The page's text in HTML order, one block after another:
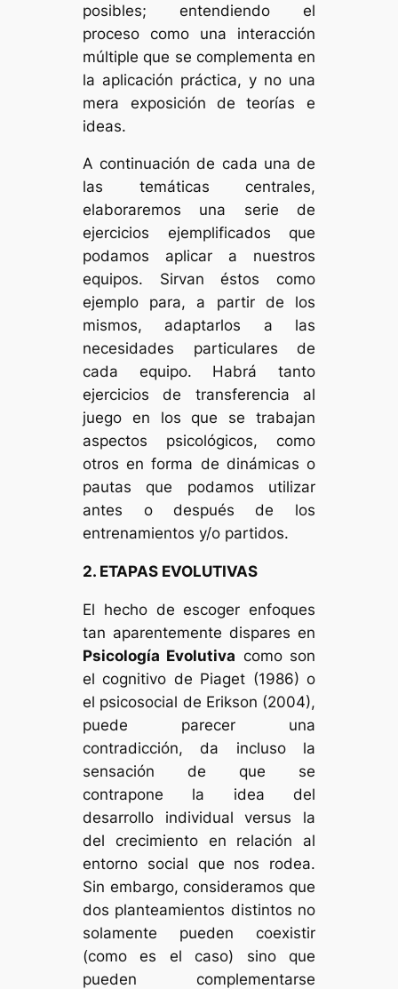
posibles; entendiendo el
proceso como una interacción
múltiple que se complementa en
la aplicación práctica, y no una
mera exposición de teorías e
ideas.
A continuación de cada una de
las temáticas centrales,
elaboraremos una serie de
ejercicios ejemplificados que
podamos aplicar a nuestros
equipos. Sirvan éstos como
ejemplo para, a partir de los
mismos, adaptarlos a las
necesidades particulares de
cada equipo. Habrá tanto
ejercicios de transferencia al
juego en los que se trabajan
aspectos psicológicos, como
otros en forma de dinámicas o
pautas que podamos utilizar
antes o después de los
entrenamientos y/o partidos.
2. ETAPAS EVOLUTIVAS
El hecho de escoger enfoques
tan aparentemente dispares en
Psicología Evolutiva como son
el cognitivo de Piaget (1986) o
el psicosocial de Erikson (2004),
puede parecer una
contradicción, da incluso la
sensación de que se
contrapone la idea del
desarrollo individual versus la
del crecimiento en relación al
entorno social que nos rodea.
Sin embargo, consideramos que
dos planteamientos distintos no
solamente pueden coexistir
(como es el caso) sino que
pueden complementarse